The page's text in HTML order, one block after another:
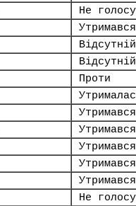
Не
Утримався
Відсутній
Відсутній
Проти
Утримався
Утримався
Утримався
Утримався
Утримався
Не